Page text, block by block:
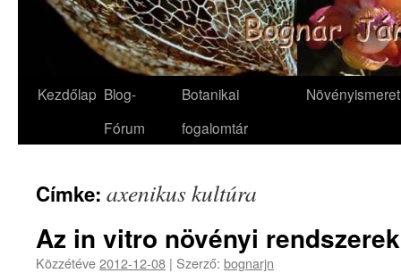
Kezdőlap Blog-
Fórum
Botanikai
fogalomtár
Növényismeret
Címke: axenikus kultúra
Az in vitro növényi
Közzétéve2012-12-08 | Szerző: bognarjn